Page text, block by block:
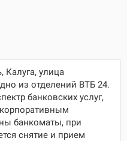
Калуга, улица
из отделений ВТБ 24.
банковских услуг,
банкоматы, при
снятие и прием